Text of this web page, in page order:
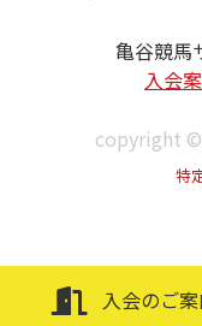
亀谷競馬
入会
copyright ©
特
入会のご